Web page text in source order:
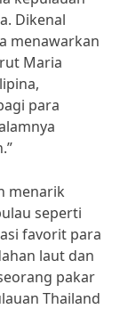
Dikenal
menawarkan
Maria
para
menarik
seperti
favorit para
laut dan
pakar
Thailand